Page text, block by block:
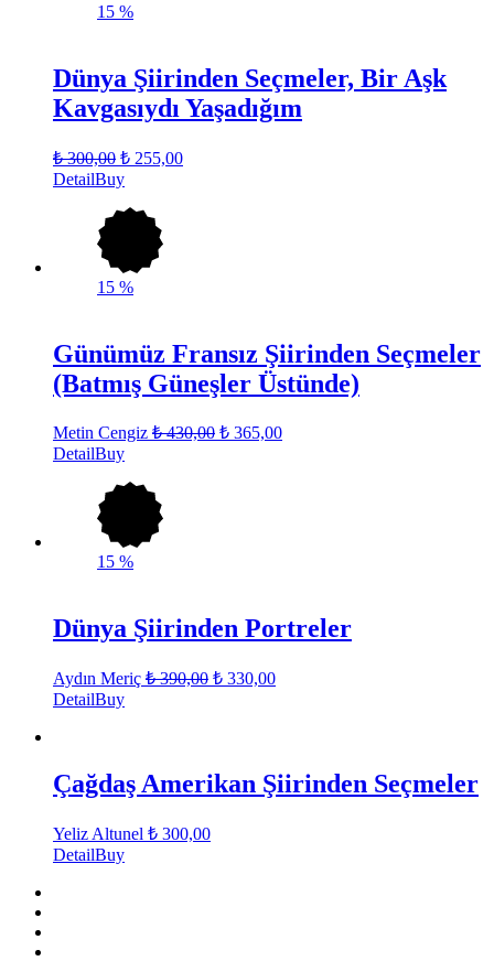
15 %
Dünya Şiirinden Seçmeler, Bir Aşk
Kavgasıydı Yaşadığım
₺300,00 ₺ 255,00
DetailBuy
15 %
Günümüz Fransız Şiirinden Seçmeler
(Batmış Güneşler Üstünde)
Metin Cengiz ₺430,00 ₺ 365,00
DetailBuy
15 %
Dünya Şiirinden Portreler
Aydın Meriç ₺390,00 ₺ 330,00
DetailBuy
Çağdaş Amerikan Şiirinden Seçmeler
Yeliz Altunel ₺ 300,00
DetailBuy